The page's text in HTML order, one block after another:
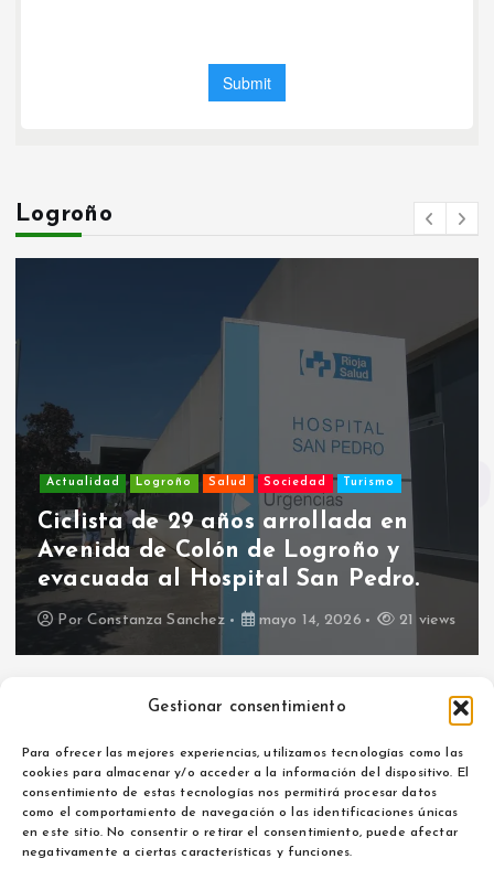
Gestionar consentimiento
Para ofrecer las mejores experiencias, utilizamos tecnologías como las
cookies para almacenar y/o acceder a la información del dispositivo. El
consentimiento de estas tecnologías nos permitirá procesar datos
como el comportamiento de navegación o las identificaciones únicas
en este sitio. No consentir o retirar el consentimiento, puede afectar
negativamente a ciertas características y funciones.
Logroño
Actualidad Logroño Salud Sociedad Turismo
Ciclista de 29 años arrollada en
Avenida de Colón de Logroño y
evacuada al Hospital San Pedro.
Por Constanza Sanchez mayo 14, 2026 21 views
Aviso legal
Política de privacidad